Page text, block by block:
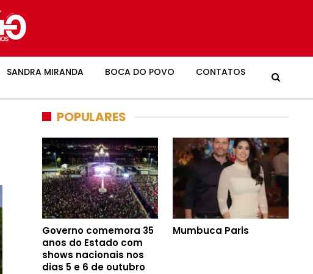
SANDRA MIRANDA BOCA DO POVO CONTATOS
POPULARES
Governo comemora 35
anos do Estado com
shows nacionais nos
dias 5 e 6 de outubro
Mumbuca Paris